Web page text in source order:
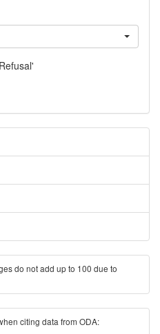
do not add up to 100 due to
citing data from ODA: